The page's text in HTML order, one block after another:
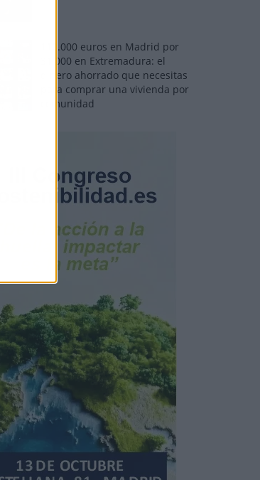
110.000 euros en Madrid por
31.000 en Extremadura: el
dinero ahorrado que necesitas
para comprar una vivienda por
comunidad